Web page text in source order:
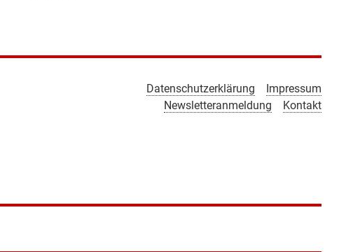
Datenschutzerklärung
Impressum
Newsletteranmeldung
Kontakt